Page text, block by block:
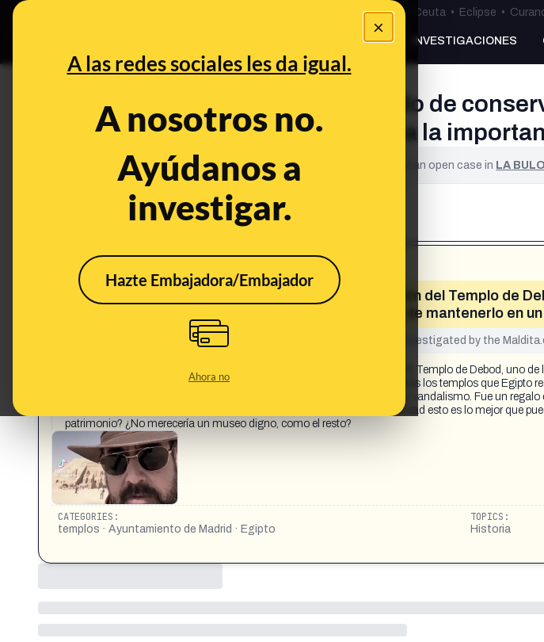
×
A las redes sociales les da igual.
A nosotros no.
Ayúdanos a
investigar.
Hazte Embajadora/Embajador
Ahora no
Especial Ceuta•Bulos Ceuta • Eclipse •
PREBUNKING INVESTIGACIONES
¿Un egiptólogo se queja del estado de
Ayuntamiento de Madrid y destaca la
This content has NOT yet been verified. It is an open case in LA
What's being said:
«Un egiptólogo se queja del estado de conservación del Templo de
Ayuntamiento de Madrid y destaca la importancia de mantenerlo en
This content has not yet been investigated by the
https://www.tiktok.com/@tiktok.vivas/video/7561559395427994902 El Templo de Debod, uno
fuera de Egipto, se está desmoronando a la intemperie en Madrid. Mientras los templos que Egipto
protegidos en sus respectivos museos, el nuestro sufre lluvias, heladas y vandalismo. Fue un
Simbel… y hoy es una ruina condenada a muerte en un parque. ¿De verdad esto es lo mejor que
patrimonio? ¿No merecería un museo digno, como el resto?
CATEGORIES:
templos · Ayuntamiento de Madrid · Egipto
TOPICS:
Historia